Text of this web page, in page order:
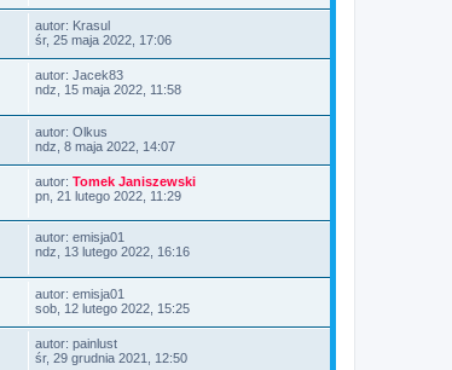
autor: Krasul
śr, 25 maja 2022, 17:06
autor: Jacek83
ndz, 15 maja 2022, 11:58
autor: Olkus
ndz, 8 maja 2022, 14:07
autor: Tomek Janiszewski
pn, 21 lutego 2022, 11:29
autor: emisja01
ndz, 13 lutego 2022, 16:16
autor: emisja01
sob, 12 lutego 2022, 15:25
autor: painlust
śr, 29 grudnia 2021, 12:50